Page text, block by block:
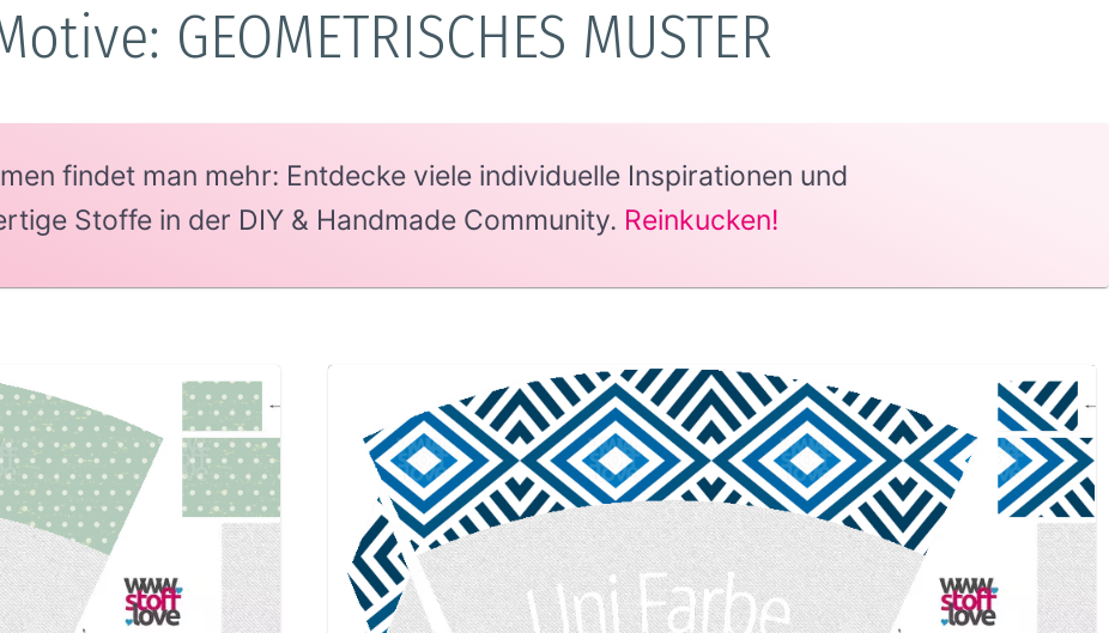
GEOMETRISCHES MUSTER
findet man mehr: Entdecke viele individuelle Inspirationen und
Stoffe in der DIY & Handmade Community. Reinkucken!